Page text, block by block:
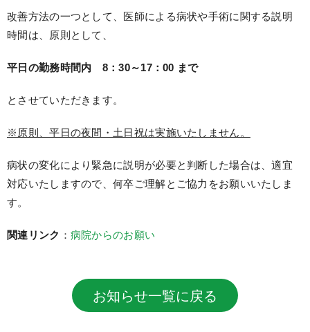
改善方法の一つとして、医師による病状や手術に関する説明
時間は、原則として、
平日の勤務時間内 8：30～17：00 まで
とさせていただきます。
※原則、平日の夜間・土日祝は実施いたしません。
病状の変化により緊急に説明が必要と判断した場合は、適宜
対応いたしますので、何卒ご理解とご協力をお願いいたしま
す。
関連リンク ： 病院からのお願い
お知らせ一覧に戻る